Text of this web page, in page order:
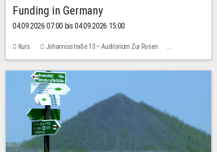
Funding in Germany
04.09.2026 07:00 bis 04.09.2026 15:00
Kurs
Johannisstraße 13 – Auditorium Zur Rosen
Keine freien Plätze